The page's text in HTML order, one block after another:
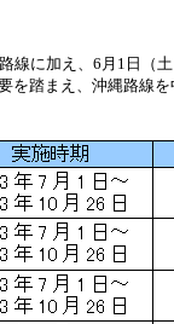
線に加え、6月1日（
を踏まえ、沖縄路線